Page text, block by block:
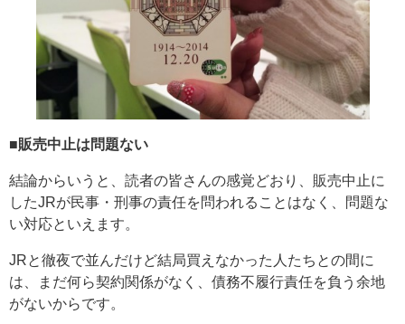
■販売中止は問題ない
結論からいうと、読者の皆さんの感覚どおり、販売中止に
したJRが民事・刑事の責任を問われることはなく、問題な
い対応といえます。
JRと徹夜で並んだけど結局買えなかった人たちとの間に
は、まだ何ら契約関係がなく、債務不履行責任を負う余地
がないからです。